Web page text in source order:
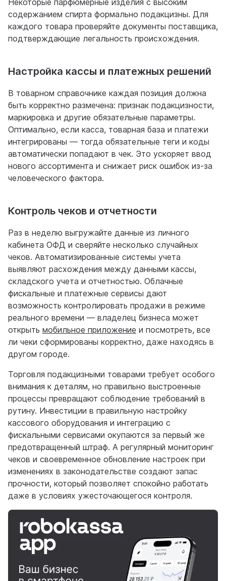
Некоторые парфюмерные изделия с высоким
содержанием спирта формально подакцизны. Для
каждого товара проверяйте документы поставщика,
подтверждающие легальность происхождения.
Настройка кассы и платежных решений
В товарном справочнике каждая позиция должна
быть корректно размечена: признак подакцизности,
маркировка и другие обязательные параметры.
Оптимально, если касса, товарная база и платежи
интегрированы — тогда обязательные теги и коды
автоматически попадают в чек. Это ускоряет ввод
нового ассортимента и снижает риск ошибок из-за
человеческого фактора.
Контроль чеков и отчетности
Раз в неделю выгружайте данные из личного
кабинета ОФД и сверяйте несколько случайных
чеков. Автоматизированные системы учета
выявляют расхождения между данными кассы,
складского учета и отчетностью. Облачные
фискальные и платежные сервисы дают
возможность контролировать продажи в режиме
реального времени — владелец бизнеса может
открыть мобильное приложение и посмотреть, все
ли чеки сформированы корректно, даже находясь в
другом городе.
Торговля подакцизными товарами требует особого
внимания к деталям, но правильно выстроенные
процессы превращают соблюдение требований в
рутину. Инвестиции в правильную настройку
кассового оборудования и интеграцию с
фискальными сервисами окупаются за первый же
предотвращенный штраф. А регулярный мониторинг
чеков и своевременное обновление настроек при
изменениях в законодательстве создают запас
прочности, который позволяет спокойно работать
даже в условиях ужесточающегося контроля.